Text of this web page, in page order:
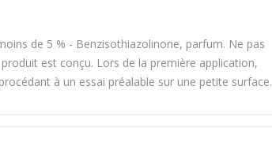
de 5 % - Benzisothiazolinone, parfum. Ne pas
est conçu. Lors de la première application,
à un essai préalable sur une petite surface.